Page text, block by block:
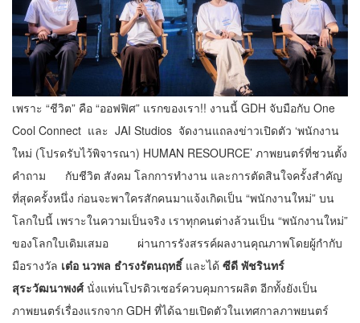
เพราะ “ชีวิต” คือ “ออฟฟิศ” แรกของเรา!! งานนี้ GDH จับมือกับ One
Cool Connect และ JAI Studios จัดงานแถลงข่าวเปิดตัว ‘พนักงาน
ใหม่ (โปรดรับไว้พิจารณา) HUMAN RESOURCE’ ภาพยนตร์ที่ชวนตั้ง
คำถาม กับชีวิต สังคม โลกการทำงาน และการตัดสินใจครั้งสำคัญ
ที่สุดครั้งหนึ่ง ก่อนจะพาใครสักคนมาแจ้งเกิดเป็น “พนักงานใหม่” บน
โลกใบนี้ เพราะในความเป็นจริง เราทุกคนต่างล้วนเป็น “พนักงานใหม่”
ของโลกใบเดิมเสมอ ผ่านการรังสรรค์ผลงานคุณภาพโดยผู้กำกับ
มือรางวัล เต๋อ นวพล ธำรงรัตนฤทธิ์และได้ ซีดี พัชรินทร์
สุระวัฒนาพงศ์นั่งแท่นโปรดิวเซอร์ควบคุมการผลิต อีกทั้งยังเป็น
ภาพยนตร์เรื่องแรกจาก GDH ที่ได้ฉายเปิดตัวในเทศกาลภาพยนตร์